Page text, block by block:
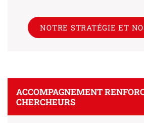
NOTRE STRATÉGIE ET
ACCOMPAGNEMENT
CHERCHEURS